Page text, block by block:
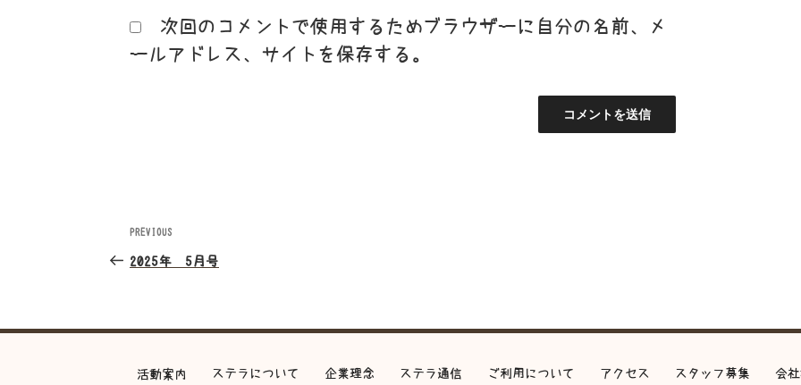
次回のコメントで使用するためブラウザーに自分の名前、メ
ールアドレス、サイトを保存する。
投
稿
Previous
Post
PREVIOUS
2025年 5月号
活動案内 ステラについて 企業理念 ステラ通信 ご利用について アクセス スタッフ募集 会